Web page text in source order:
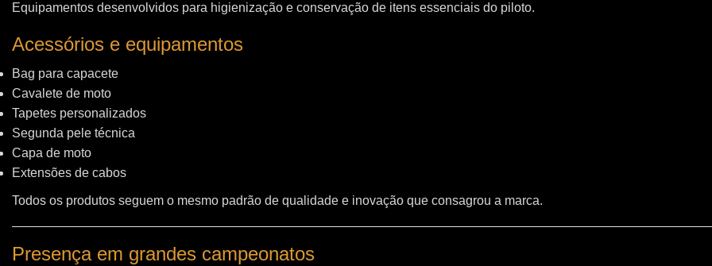
Equipamentos desenvolvidos para higienização e conservação de itens essenciais do piloto.
Acessórios e equipamentos
Bag para capacete
Cavalete de moto
Tapetes personalizados
Segunda pele técnica
Capa de moto
Extensões de cabos
Todos os produtos seguem o mesmo padrão de qualidade e inovação que consagrou a marca.
Presença em grandes campeonatos